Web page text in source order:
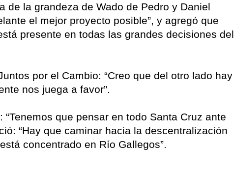
de la grandeza de Wado de Pedro y Daniel
el mejor proyecto posible”, y agregó que
presente en todas las grandes decisiones del
por el Cambio: “Creo que del otro lado hay
nos juega a favor”.
que pensar en todo Santa Cruz ante
“Hay que caminar hacia la descentralización
concentrado en Río Gallegos”.